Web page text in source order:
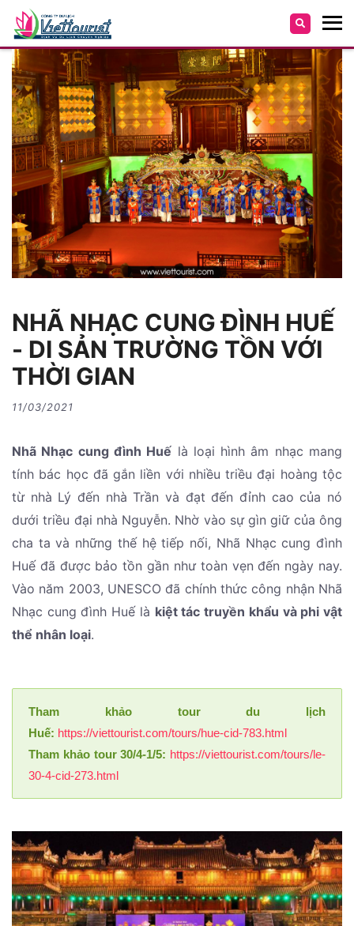
NHÃ NHẠC CUNG ĐÌNH HUẾ
- DI SẢN TRƯỜNG TỒN VỚI
THỜI GIAN
11/03/2021
Nhã Nhạc cung đình Huế là loại hình âm nhạc mang
tính bác học đã gắn liền với nhiều triều đại hoàng tộc
từ nhà Lý đến nhà Trần và đạt đến đỉnh cao của nó
dưới triều đại nhà Nguyễn. Nhờ vào sự gìn giữ của ông
cha ta và những thế hệ tiếp nối, Nhã Nhạc cung đình
Huế đã được bảo tồn gần như toàn vẹn đến ngày nay.
Vào năm 2003, UNESCO đã chính thức công nhận Nhã
Nhạc cung đình Huế là kiệt tác truyền khẩu và phi vật
thể nhân loại.
Tham khảo tour du lịch
Huế: https://viettourist.com/tours/hue-cid-783.html
Tham khảo tour 30/4-1/5: https://viettourist.com/tours/le-
30-4-cid-273.html